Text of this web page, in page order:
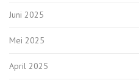
Juni 2025
Mei 2025
April 2025